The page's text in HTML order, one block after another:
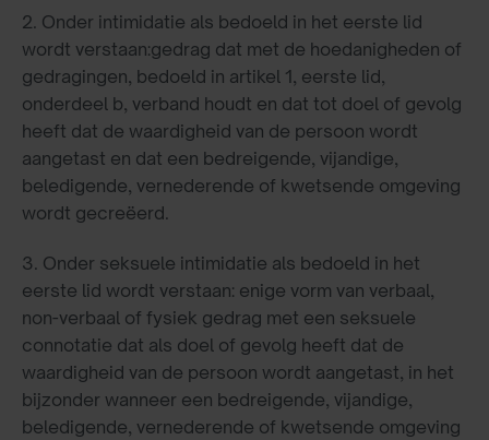
2. Onder intimidatie als bedoeld in het eerste lid
wordt verstaan:gedrag dat met de hoedanigheden of
gedragingen, bedoeld in artikel 1, eerste lid,
onderdeel b, verband houdt en dat tot doel of gevolg
heeft dat de waardigheid van de persoon wordt
aangetast en dat een bedreigende, vijandige,
beledigende, vernederende of kwetsende omgeving
wordt gecreëerd.
3. Onder seksuele intimidatie als bedoeld in het
eerste lid wordt verstaan: enige vorm van verbaal,
non-verbaal of fysiek gedrag met een seksuele
connotatie dat als doel of gevolg heeft dat de
waardigheid van de persoon wordt aangetast, in het
bijzonder wanneer een bedreigende, vijandige,
beledigende, vernederende of kwetsende omgeving